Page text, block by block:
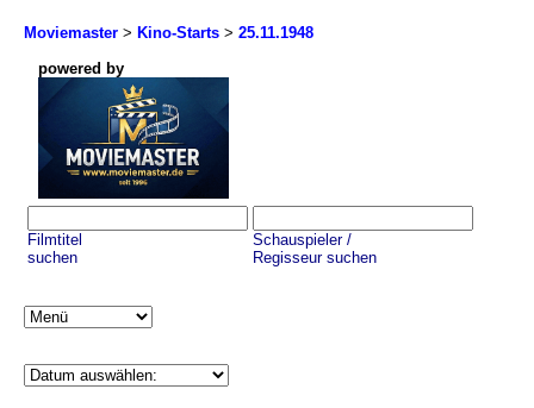
Moviemaster > Kino-Starts > 25.11.1948
powered by
Filmtitel
suchen
Schauspieler /
Regisseur suchen